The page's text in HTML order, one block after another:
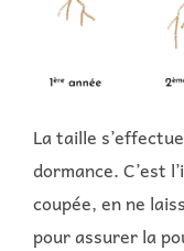
La taille
dormance. C’est
coupée, en ne
pour assurer la